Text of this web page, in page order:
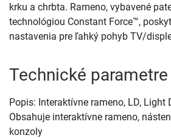
krku a chrbta. Rameno, vybavené
technológiou Constant Force™,
nastavenia pre ľahký pohyb TV/
Technické parametre
Popis: Interaktívne rameno, LD, Light
Obsahuje interaktívne rameno,
konzoly